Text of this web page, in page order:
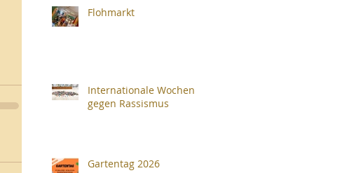
Flohmarkt
Internationale Wochen
gegen Rassismus
Gartentag 2026